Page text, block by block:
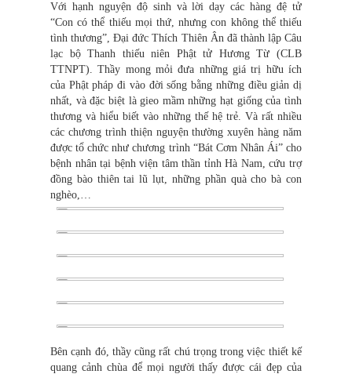
Với hạnh nguyện độ sinh và lời dạy các hàng đệ tử
“Con có thể thiếu mọi thứ, nhưng con không thể thiếu
tình thương”, Đại đức Thích Thiên Ân đã thành lập Câu
lạc bộ Thanh thiếu niên Phật tử Hương Từ (CLB
TTNPT). Thầy mong mỏi đưa những giá trị hữu ích
của Phật pháp đi vào đời sống bằng những điều giản dị
nhất, và đặc biệt là gieo mầm những hạt giống của tình
thương và hiểu biết vào những thế hệ trẻ. Và rất nhiều
các chương trình thiện nguyện thường xuyên hàng năm
được tổ chức như chương trình “Bát Cơm Nhân Ái” cho
bệnh nhân tại bệnh viện tâm thần tỉnh Hà Nam, cứu trợ
đồng bào thiên tai lũ lụt, những phần quà cho bà con
nghèo,…
Bên cạnh đó, thầy cũng rất chú trọng trong việc thiết kế
quang cảnh chùa để mọi người thấy được cái đẹp của